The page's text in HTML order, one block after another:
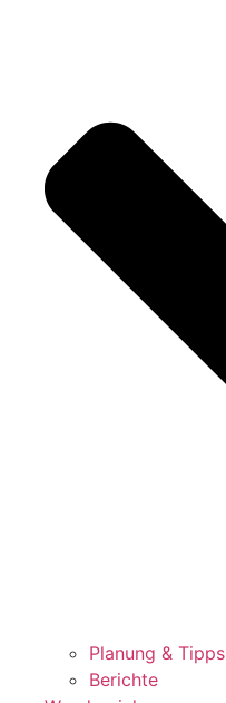
Planung & Tipps
Berichte